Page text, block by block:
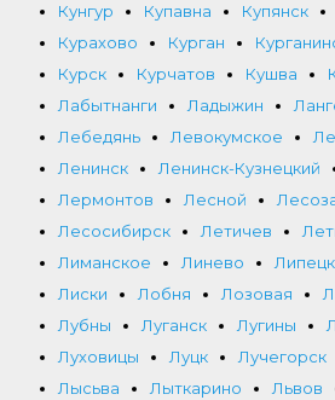
Кунгур
Купавна Купянск
Курахово
Курган
Курск
Курчатов Кушва
Лабытнанги
Ладыжин
Лебедянь
Левокумское
Ленинск
Ленинск-Кузнецкий
Лермонтов
Лесной
Лесосибирск
Летичев
Лиманское
Линево Липецк
Лиски
Лобня Лозовая
Лубны
Луганск Лугины
Луховицы
Луцк Лучегорск
Лысьва
Лыткарино Львов